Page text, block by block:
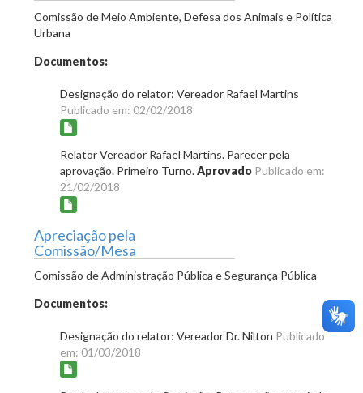
Comissão de Meio Ambiente, Defesa dos Animais e Política
Urbana
Documentos:
Designação do relator: Vereador Rafael Martins
Publicado em: 02/02/2018
Relator Vereador Rafael Martins. Parecer pela
aprovação. Primeiro Turno.Aprovado Publicado em:
21/02/2018
Apreciação pela
Comissão/Mesa
Comissão de Administração Pública e Segurança Pública
Documentos:
Designação do relator: Vereador Dr. Nilton Publicado
em: 01/03/2018